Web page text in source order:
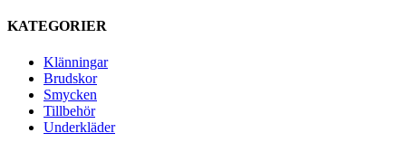
KATEGORIER
Klänningar
Brudskor
Smycken
Tillbehör
Underkläder